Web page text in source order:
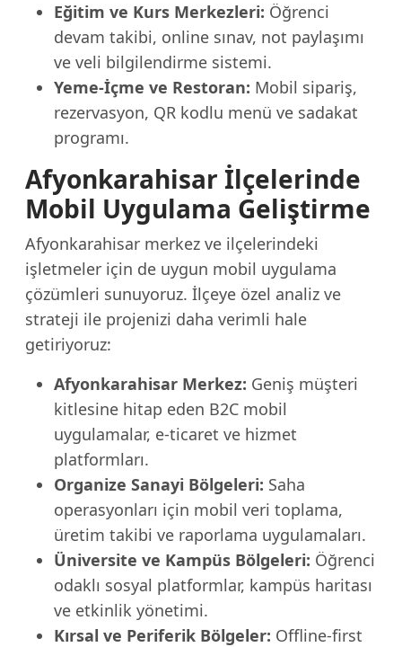
Eğitim ve Kurs Merkezleri: Öğrenci
devam takibi, online sınav, not paylaşımı
ve veli bilgilendirme sistemi.
Yeme-İçme ve Restoran: Mobil sipariş,
rezervasyon, QR kodlu menü ve sadakat
programı.
Afyonkarahisar İlçelerinde
Mobil Uygulama Geliştirme
Afyonkarahisar merkez ve ilçelerindeki
işletmeler için de uygun mobil uygulama
çözümleri sunuyoruz. İlçeye özel analiz ve
strateji ile projenizi daha verimli hale
getiriyoruz:
Afyonkarahisar Merkez: Geniş müşteri
kitlesine hitap eden B2C mobil
uygulamalar, e-ticaret ve hizmet
platformları.
Organize Sanayi Bölgeleri: Saha
operasyonları için mobil veri toplama,
üretim takibi ve raporlama uygulamaları.
Üniversite ve Kampüs Bölgeleri: Öğrenci
odaklı sosyal platformlar, kampüs haritası
ve etkinlik yönetimi.
Kırsal ve Periferik Bölgeler: Offline-first